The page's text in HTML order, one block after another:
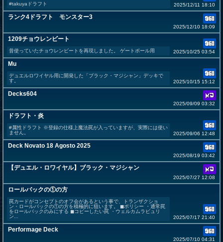
#takuyaドラフト 2025/12/11 18:10
ランク4ドラフト モンスター3
2025/12/10 18:09
1209チョウレンビート
昔使っていたチョウレンビートを再現しました。 ゲートボール用 2025/10/25 03:54
Mu
デュエルロワイヤル用に開発した「ブラック・マジシャン」デッキで
す。
2025/10/15 15:12
Decks604
2025/09/09 03:32
ドラフト・炎
#属性ドラフト ※登録の仕様上魔法罠が入っていますが、実際には使い
ません。
2025/09/06 12:48
Deck Novato 18 Agosto 2025
2025/08/19 03:42
【デュエル・ロワイヤル】ブラック・マジシャン
2025/07/27 12:08
ロールバックの①の方
罠カードがコンセプトのオフ会があるという事で、トランザクショ
ン・ロールバックの①の方を積極的に狙います。 ◼︎ポリシー ・通常罠
をロールバックのみにする ◼︎コピーしたい罠 ・ウェルカムラビュリ
ン...
2025/07/17 21:40
Performage Deck
2025/07/10 04:31